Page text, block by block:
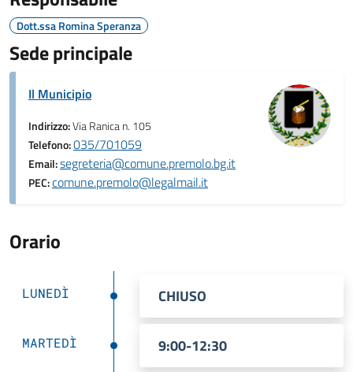
Dott.ssa Romina Speranza
Sede principale
Il Municipio
Indirizzo:Via Ranica n. 105
Telefono:035/701059
Email:segreteria@comune.premolo.bg.it
PEC:comune.premolo@legalmail.it
Orario
LUNEDÌ CHIUSO
MARTEDÌ 9:00-12:30